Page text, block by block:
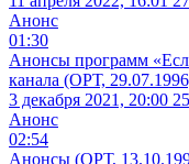
Анонс
01:30
Анонсы программ
канала (ОРТ,
3 декабря 2021, 20:00
Анонс
02:54
Анонсы (ОРТ,